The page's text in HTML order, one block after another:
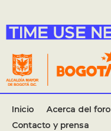
Inicio Acerca del foro
Contacto y prensa